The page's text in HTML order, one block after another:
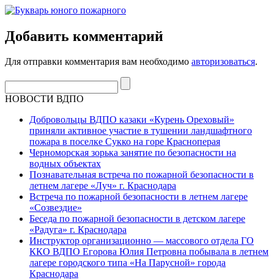
Добавить комментарий
Для отправки комментария вам необходимо авторизоваться.
НОВОСТИ ВДПО
Добровольцы ВДПО казаки «Курень Ореховый»
приняли активное участие в тушении ландшафтного
пожара в поселке Сукко на горе Красноперая
Черноморская зорька занятие по безопасности на
водных объектах
Познавательная встреча по пожарной безопасности в
летнем лагере «Луч» г. Краснодара
Встреча по пожарной безопасности в летнем лагере
«Созвездие»
Беседа по пожарной безопасности в детском лагере
«Радуга» г. Краснодара
Инструктор организационно — массового отдела ГО
ККО ВДПО Егорова Юлия Петровна побывала в летнем
лагере городского типа «На Парусной» города
Краснодара